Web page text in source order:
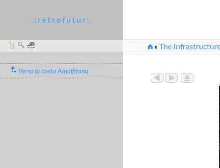
. : r e t r o f u t u r : .
»The
Verso la costa Amalfitana